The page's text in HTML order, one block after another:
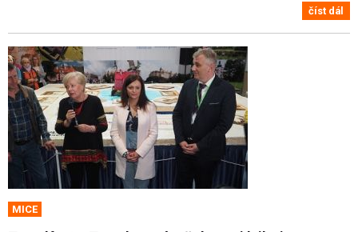
číst dál
MICE